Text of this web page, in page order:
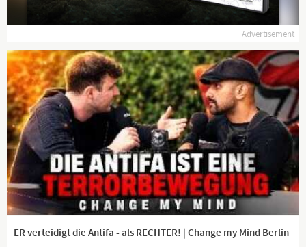
Ich sehe und fühle Dinge und Menschen. Ich liebe die Epoche der
Aufklärung und die der Romantik. Ich bin fähig, zu erschaffen,
zu begreifen und zu differenzieren. Ich will euch von meinen
Gedanken erzählen.
Manchmal sehe ich die Lüge. Wenn ich kann, kämpfe ich
dagegen an. Dafür dient diese Seite.
Schließe dich mir an!
Advertisement
ER verteidigt die Antifa - als RECHTER! | Change my Mind Berlin